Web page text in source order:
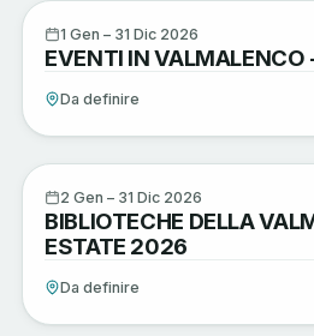
Arte e Cultura
1 Gen – 31 Dic 2026
EVENTI IN
Da definire
Arte e Cultura
2 Gen – 31 Dic 2026
BIBLIOTECHE DELLA
ESTATE 2026
Da definire